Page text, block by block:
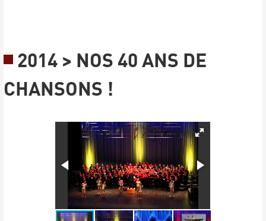
2014 > NOS 40 ANS DE
CHANSONS !